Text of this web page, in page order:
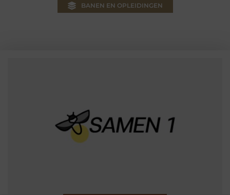
BANEN EN OPLEIDINGEN